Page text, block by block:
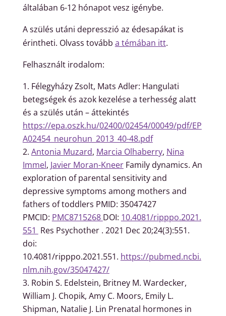
általában 6-12 hónapot vesz igénybe.
A szülés utáni depresszió az édesapákat is
érintheti. Olvass tovább a témában itt.
Felhasznált irodalom:
Félegyházy Zsolt, Mats Adler: Hangulati
betegségek és azok kezelése a terhesség alatt
és a szülés után – áttekintés
https://epa.oszk.hu/02400/02454/00049/pdf/EP
A02454_neurohun_2013_40-48.pdf
Antonia Muzard, Marcia Olhaberry, Nina
Immel, Javier Moran-KneerFamily dynamics. An
exploration of parental sensitivity and
depressive symptoms among mothers and
fathers of toddlers PMID: 35047427
PMCID: PMC8715268 DOI: 10.4081/ripppo.2021.
551 Res Psychother . 2021 Dec 20;24(3):551.
doi:
10.4081/ripppo.2021.551. https://pubmed.ncbi.
nlm.nih.gov/35047427/
Robin S. Edelstein, Britney M. Wardecker,
William J. Chopik, Amy C. Moors, Emily L.
Shipman, Natalie J. Lin Prenatal hormones in